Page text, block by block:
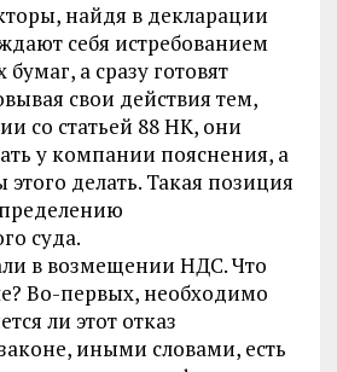
найдя в декларации
себя истребованием
а сразу готовят
свои действия тем,
со статьей 88 НК, они
у компании пояснения, а
этого делать. Такая позиция
суда.
в возмещении НДС. Что
Во-первых, необходимо
ли этот отказ
иными словами, есть